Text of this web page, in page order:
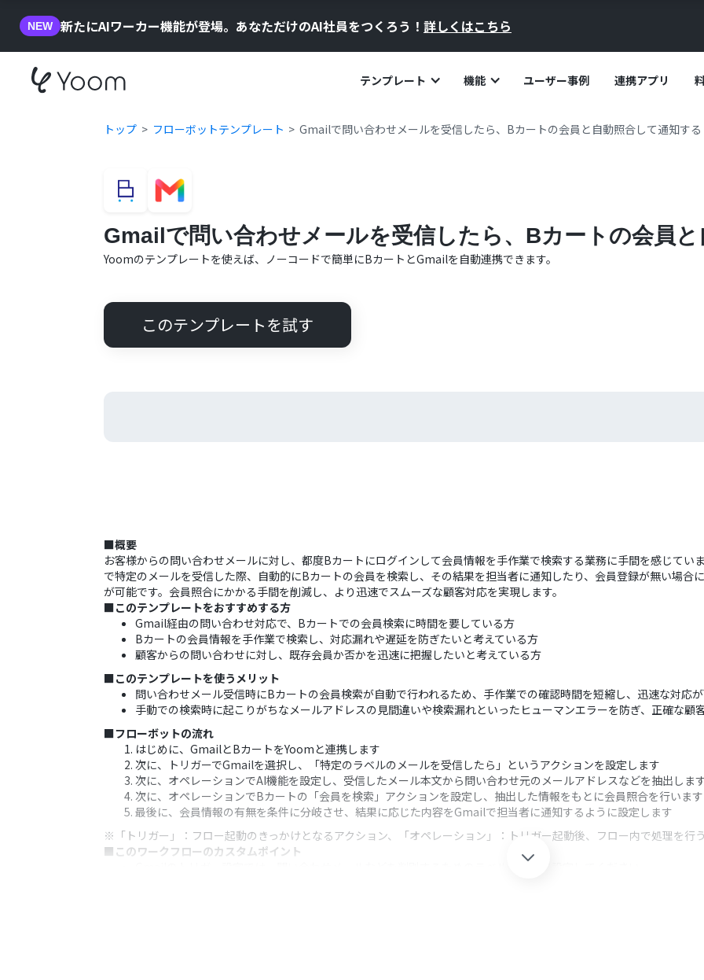
NEW 新たにAIワーカー機能が登場。あなただけのAI社員をつくろう！ 詳しくはこちら
テンプレート 機能 ユーザー事例 連携アプリ
トップ フローボットテンプレート Gmailで問い合わせメールを受信したら、Bカートの会員と自動照合して通知する
Gmailで問い合わせメールを受信したら、Bカートの会員
Yoomのテンプレートを使えば、ノーコードで簡単にBカート とGmailを自動連携できます。
このテンプレートを試す
■概要
お客様からの問い合わせメールに対し、都度Bカートにログインして会員情報を手作業で検索する業務に手間を感じて
で特定のメールを受信した際、自動的にBカートの会員を検索し、その結果を担当者に通知したり、会員登録が無い場合
が可能です。会員照合にかかる手間を削減し、より迅速でスムーズな顧客対応を実現します。
■このテンプレートをおすすめする方
Gmail経由の問い合わせ対応で、Bカートでの会員検索に時間を要している方
Bカートの会員情報を手作業で検索し、対応漏れや遅延を防ぎたいと考えている方
顧客からの問い合わせに対し、既存会員か否かを迅速に把握したいと考えている方
■このテンプレートを使うメリット
問い合わせメール受信時にBカートの会員検索が自動で行われるため、手作業での確認時間を短縮し、迅速な対応
手動での検索時に起こりがちなメールアドレスの見間違いや検索漏れといったヒューマンエラーを防ぎ、正確な顧
■フローボットの流れ
はじめに、GmailとBカートをYoomと連携します
次に、トリガーでGmailを選択し、「特定のラベルのメールを受信したら」というアクションを設定します
次に、オペレーションでAI機能を設定し、受信したメール本文から問い合わせ元のメールアドレスなどを抽出しま
次に、オペレーションでBカートの「会員を検索」アクションを設定し、抽出した情報をもとに会員照合を行います
最後に、会員情報の有無を条件に分岐させ、結果に応じた内容をGmailで担当者に通知するように設定します
※「トリガー」：フロー起動のきっかけとなるアクション、「オペレーション」：トリガー起動後、フロー内で処理を行
■このワークフローのカスタムポイント